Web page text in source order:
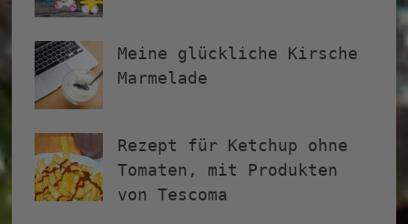
Meine glückliche Kirsche
Marmelade
Rezept für Ketchup ohne
Tomaten, mit Produkten
von Tescoma